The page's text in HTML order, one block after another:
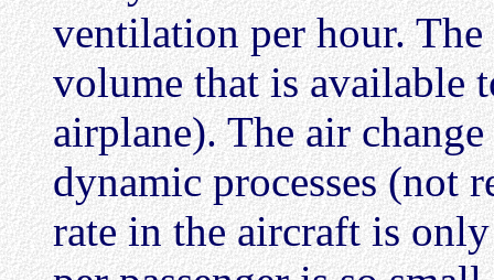
ventilation per hour.
volume that is available
airplane). The air
dynamic processes (not
rate in the aircraft is